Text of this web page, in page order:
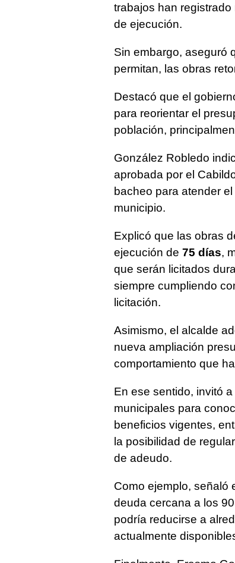
trabajos han
de ejecución.
Sin embargo, aseguró
permitan, las obras
Destacó que el
para reorientar el
población,
González Robledo
aprobada por el
bacheo para atender
municipio.
Explicó que las obras
ejecución de 75 días,
que serán licitados
siempre cumpliendo
licitación.
Asimismo, el alcalde
nueva ampliación
comportamiento que
En ese sentido, invitó
municipales para
beneficios vigentes,
la posibilidad de
de adeudo.
Como ejemplo, señaló
deuda cercana a los
podría reducirse a
actualmente